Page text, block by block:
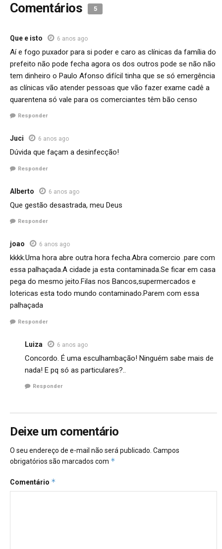
Comentários 5
Que e isto 6 anos ago
Aí e fogo puxador para si poder e caro as clínicas da família do
prefeito não pode fecha agora os dos outros pode se não não
tem dinheiro o Paulo Afonso difícil tinha que se só emergência
as clínicas vão atender pessoas que vão fazer exame cadê a
quarentena só vale para os comerciantes têm bão censo
Responder
Juci 6 anos ago
Dúvida que façam a desinfecção!
Responder
Alberto 6 anos ago
Que gestão desastrada, meu Deus
Responder
joao 6 anos ago
kkkk.Uma hora abre outra hora fecha.Abra comercio .pare com
essa palhaçada.A cidade ja esta contaminada.Se ficar em casa
pega do mesmo jeito.Filas nos Bancos,supermercados e
lotericas esta todo mundo contaminado.Parem com essa
palhaçada
Responder
Luiza 6 anos ago
Concordo. É uma esculhambação! Ninguém sabe mais de
nada! E pq só as particulares?..
Responder
Deixe um comentário
O seu endereço de e-mail não será publicado. Campos
obrigatórios são marcados com *
Comentário *